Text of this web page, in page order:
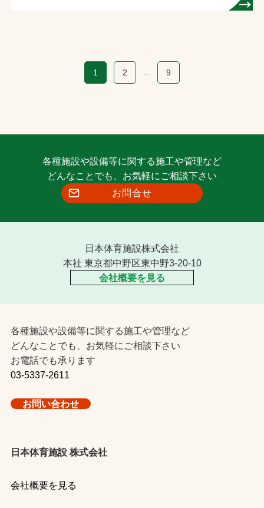
1 2 ... 9
各種施設や設備等に関する施工や管理など
どんなことでも、お気軽にご相談下さい
お問合せ
日本体育施設株式会社
本社 東京都中野区東中野3-20-10
会社概要を見る
各種施設や設備等に関する施工や管理など
どんなことでも、お気軽にご相談下さい
お電話でも承ります
03-5337-2611
お問い合わせ
日本体育施設 株式会社
会社概要を見る